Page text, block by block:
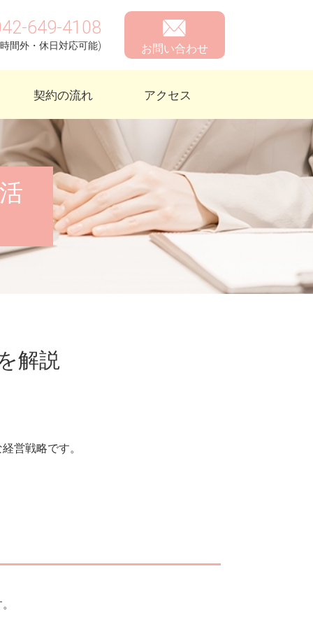
649-4108
間外・休日対応可能) お問い合わせ
契約の流れ アクセス
解説
営戦略です。